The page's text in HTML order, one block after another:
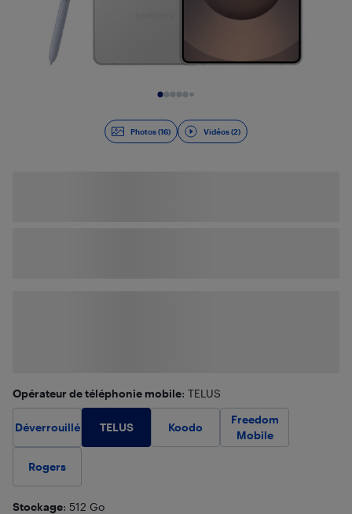
Photos (16) Vidéos (2)
Opérateur de téléphonie mobile: TELUS
Déverrouillé TELUS Koodo
Freedom
Mobile
Rogers
Stockage: 512 Go